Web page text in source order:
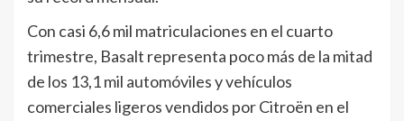
Con casi 6,6 mil matriculaciones en el cuarto
trimestre, Basalt representa poco más de la mitad
de los 13,1 mil automóviles y vehículos
comerciales ligeros vendidos por Citroën en el